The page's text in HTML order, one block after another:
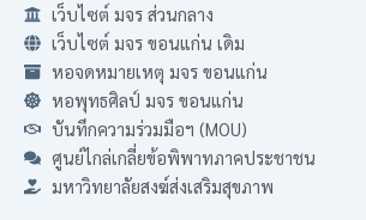
เว็บไซต์ มจร ส่วนกลาง
เว็บไซต์ มจร ขอนแก่น เดิม
หอจดหมายเหตุ มจร ขอนแก่น
หอพุทธศิลป์ มจร ขอนแก่น
บันทึกความร่วมมือฯ (MOU)
ศูนย์ไกล่เกลี่ยข้อพิพาทภาคประชาชน
มหาวิทยาลัยสงฆ์ส่งเสริมสุขภาพ